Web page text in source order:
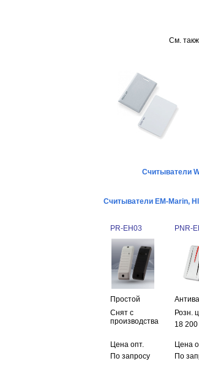
Cм.
Считыватели
Считыватели EM-Marin,
PR-EH03 PNR-
Простой
Снят с
производства
Цена опт.
По запросу
Розн.
18 200
Цена
По